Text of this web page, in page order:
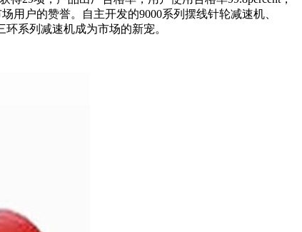
用户的赞誉。自主开发的9000系列摆线针轮减速机、
系列减速机成为市场的新宠。